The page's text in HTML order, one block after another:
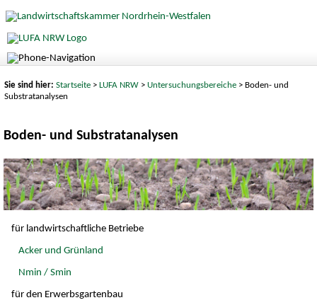
Sie sind hier:Startseite >LUFA NRW >Untersuchungsbereiche > Boden- und
Substratanalysen
Boden- und Substratanalysen
für landwirtschaftliche Betriebe
Acker und Grünland
Nmin / Smin
für den Erwerbsgartenbau